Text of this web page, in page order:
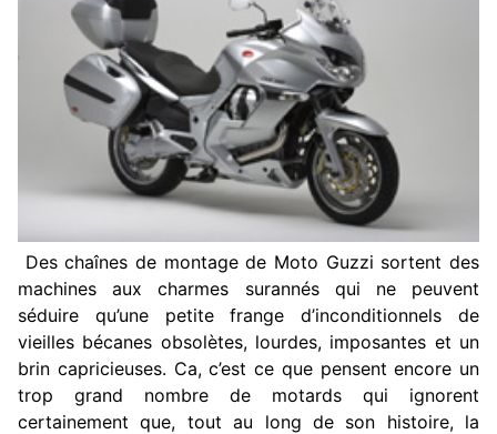
Des chaînes de montage de Moto Guzzi sortent des
machines aux charmes surannés qui ne peuvent
séduire qu’une petite frange d’inconditionnels de
vieilles bécanes obsolètes, lourdes, imposantes et un
brin capricieuses. Ca, c’est ce que pensent encore un
trop grand nombre de motards qui ignorent
certainement que, tout au long de son histoire, la